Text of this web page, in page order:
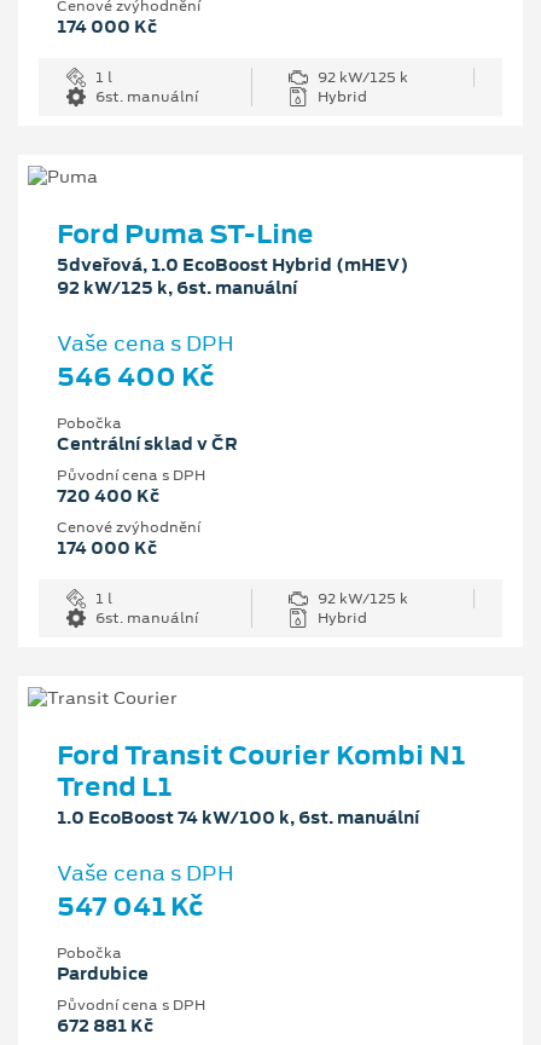
Cenové zvýhodnění
174 000 Kč
1 l
92 kW/125 k
6st. manuální
Hybrid
Ford Puma ST-Line
5dveřová, 1.0 EcoBoost Hybrid (mHEV)
92 kW/125 k, 6st. manuální
Vaše cena s DPH
546 400 Kč
Pobočka
Centrální sklad v ČR
Původní cena s DPH
720 400 Kč
Cenové zvýhodnění
174 000 Kč
1 l
92 kW/125 k
6st. manuální
Hybrid
Ford Transit Courier Kombi N1
Trend L1
1.0 EcoBoost 74 kW/100 k, 6st. manuální
Vaše cena s DPH
547 041 Kč
Pobočka
Pardubice
Původní cena s DPH
672 881 Kč